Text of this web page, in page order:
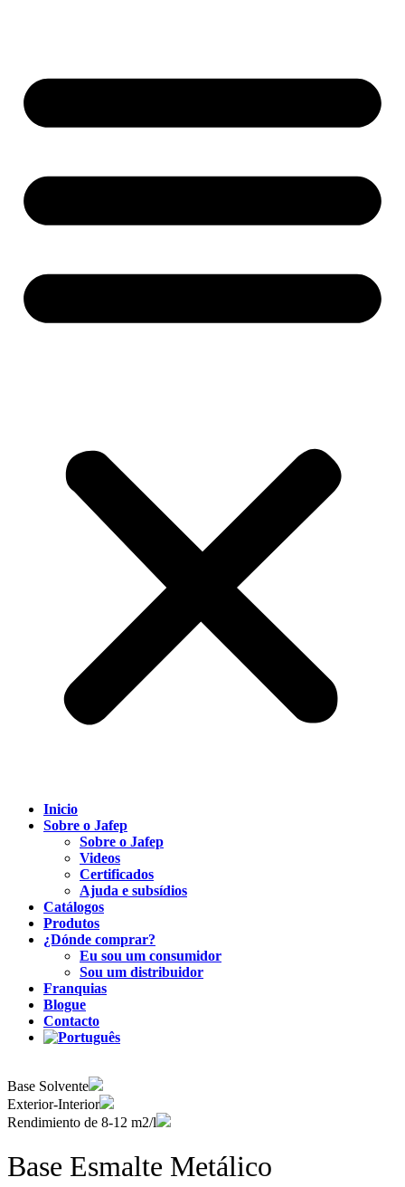
Inicio
Sobre o Jafep
Sobre o Jafep
Videos
Certificados
Ajuda e subsídios
Catálogos
Produtos
¿Dónde comprar?
Eu sou um consumidor
Sou um distribuidor
Franquias
Blogue
Contacto
Base Solvente
Exterior-Interior
Rendimiento de 8-12 m2/l
Base Esmalte Metálico